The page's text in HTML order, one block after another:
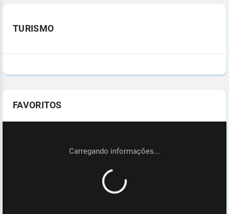
TURISMO
FAVORITOS